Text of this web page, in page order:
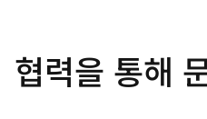
협력을 통해